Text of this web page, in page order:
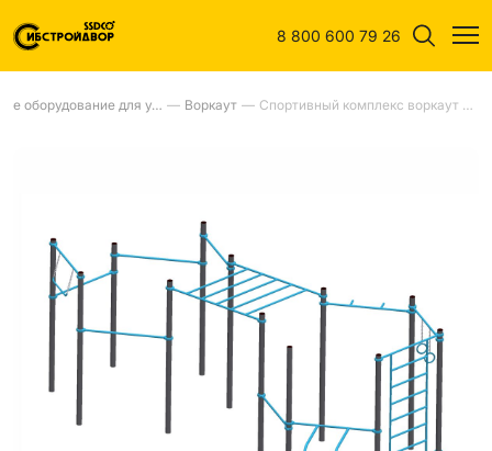
8 800 600 79 26
Спортивное оборудование для улиц — Воркаут — Спортивный комплекс воркаут тр.89